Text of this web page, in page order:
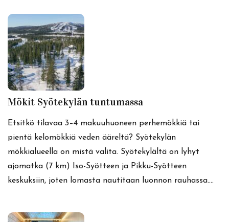
Mökit Syötekylän tuntumassa
Etsitkö tilavaa 3–4 makuuhuoneen perhemökkiä tai
pientä kelomökkiä veden ääreltä? Syötekylän
mökkialueella on mistä valita. Syötekylältä on lyhyt
ajomatka (7 km) Iso-Syötteen ja Pikku-Syötteen
keskuksiin, joten lomasta nautitaan luonnon rauhassa.…